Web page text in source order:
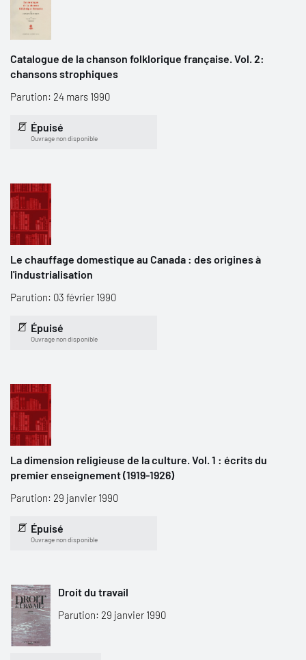
Catalogue de la chanson folklorique française. Vol. 2:
chansons strophiques
Parution: 24 mars 1990
Épuisé
Ouvrage non disponible
Le chauffage domestique au Canada : des origines à
l'industrialisation
Parution: 03 février 1990
Épuisé
Ouvrage non disponible
La dimension religieuse de la culture. Vol. 1 : écrits du
premier enseignement (1919-1926)
Parution: 29 janvier 1990
Épuisé
Ouvrage non disponible
Droit du travail
Parution: 29 janvier 1990